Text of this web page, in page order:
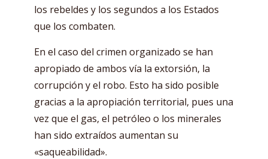
los rebeldes y los segundos a los Estados
que los combaten.
En el caso del crimen organizado se han
apropiado de ambos vía la extorsión, la
corrupción y el robo. Esto ha sido posible
gracias a la apropiación territorial, pues una
vez que el gas, el petróleo o los minerales
han sido extraídos aumentan su
«saqueabilidad».